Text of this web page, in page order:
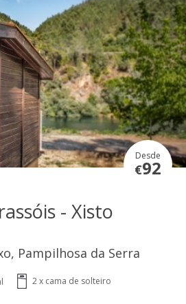
Desde
€92
- Xisto
Pampilhosa da Serra
2 x cama de solteiro